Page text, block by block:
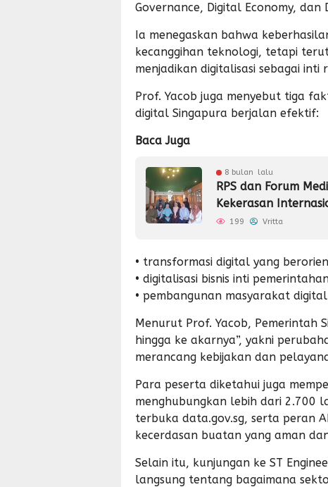
Governance, Digital Economy, dan
Ia menegaskan bahwa
kecanggihan teknologi, tetapi
menjadikan digitalisasi sebagai inti
Prof. Yacob juga menyebut tiga
digital Singapura berjalan efektif:
Baca Juga
8 bulan lalu
RPS dan Forum
Kekerasan
199 Vritta
• transformasi digital yang
• digitalisasi bisnis inti
• pembangunan masyarakat
Menurut Prof. Yacob, Pemerintah
hingga ke akarnya”, yakni
merancang kebijakan dan
Para peserta diketahui juga
menghubungkan lebih dari 2.700
terbuka data.gov.sg, serta peran
kecerdasan buatan yang aman
Selain itu, kunjungan ke ST
langsung tentang bagaimana